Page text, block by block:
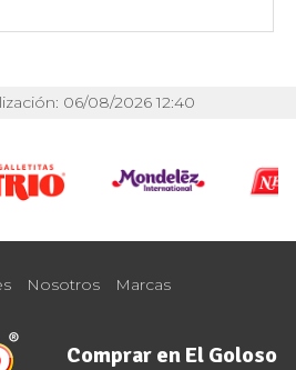
06/08/2026 12:40
Nosotros Marcas
Comprar en El Goloso